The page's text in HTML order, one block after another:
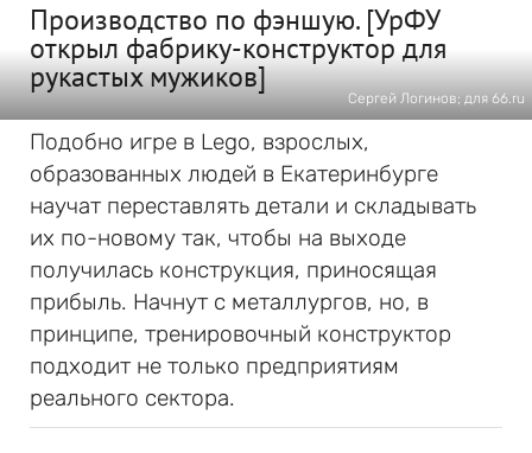
Производство по фэншую. [УрФУ
открыл фабрику-конструктор для
рукастых мужиков]
Сергей Логинов; для 66.ru
Подобно игре в Lego, взрослых,
образованных людей в Екатеринбурге
научат переставлять детали и складывать
их по-новому так, чтобы на выходе
получилась конструкция, приносящая
прибыль. Начнут с металлургов, но, в
принципе, тренировочный конструктор
подходит не только предприятиям
реального сектора.